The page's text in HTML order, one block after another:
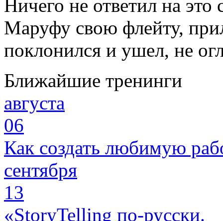
Ничего не ответил на это
Маруфу свою флейту,
поклонился и ушел, не
Ближайшие тренинги
августа
06
Как создать любимую
сентября
13
«StoryTelling по-русски.